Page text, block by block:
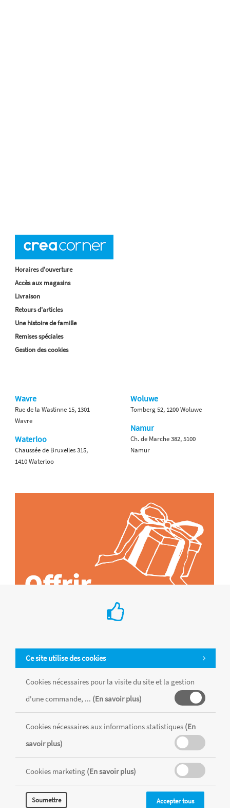
Ce site utilise des cookies
Cookies nécessaires pour la visite du site et la gestion
d'une commande, ... (En savoir plus)
Cookies nécessaires aux informations statistiques (En
savoir plus)
Cookies marketing (En savoir plus)
Soumettre Accepter tous
Horaires d'ouverture
Accès aux magasins
Livraison
Retours d'articles
Une histoire de famille
Remises spéciales
Gestion des cookies
Wavre
Rue de la Wastinne 15, 1301
Wavre
Waterloo
Chaussée de Bruxelles 315,
1410 Waterloo
Woluwe
Tomberg 52, 1200 Woluwe
Namur
Ch. de Marche 382, 5100
Namur
Tous les produits sont vendus dans la limite des stocks disponibles de
RÉALISÉ AVEC MERCATOR